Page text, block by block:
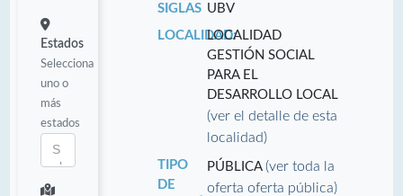
Estados
Selecciona
uno o
más
estados
SIGLAS UBV
LOCALIDAD:LOCALIDAD
GESTIÓN SOCIAL
PARA EL
DESARROLLO LOCAL
(ver el detalle de esta
localidad)
TIPO
DE
PÚBLICA(ver toda la
oferta oferta pública)